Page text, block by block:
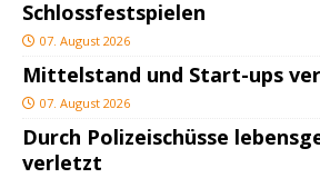
Schlossfestspielen
07. August 2026
Mittelstand und Start-ups
07. August 2026
Durch Polizeischüsse
verletzt